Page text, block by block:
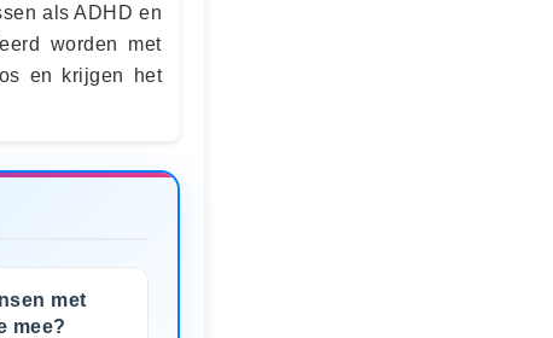
als ADHD en
worden met
en krijgen het
met
mee?